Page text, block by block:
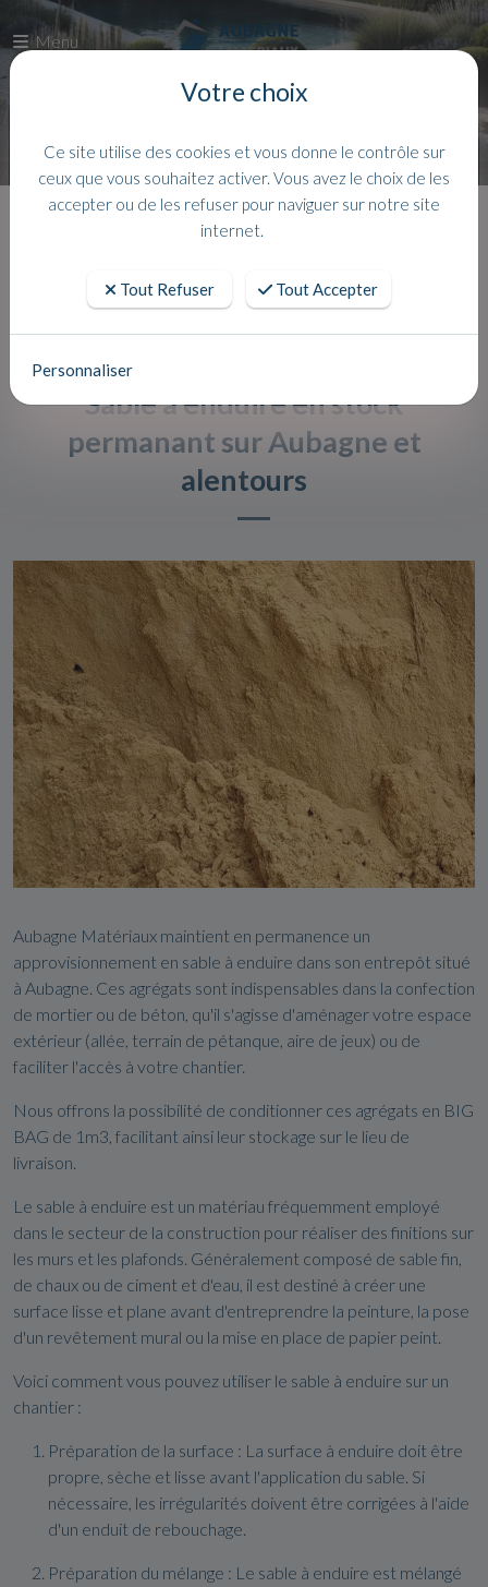
Menu
Accueil Actualites
Sable à enduire en stock
permanant sur Aubagne et
alentours
Aubagne Matériaux maintient en permanence un
approvisionnement en sable à enduire dans son entrepôt situé
à Aubagne. Ces agrégats sont indispensables dans la confection
de mortier ou de béton, qu'il s'agisse d'aménager votre espace
extérieur (allée, terrain de pétanque, aire de jeux) ou de
faciliter l'accès à votre chantier.
Nous offrons la possibilité de conditionner ces agrégats en BIG
BAG de 1m3, facilitant ainsi leur stockage sur le lieu de
livraison.
Le sable à enduire est un matériau fréquemment employé
dans le secteur de la construction pour réaliser des finitions sur
les murs et les plafonds. Généralement composé de sable fin,
de chaux ou de ciment et d'eau, il est destiné à créer une
surface lisse et plane avant d'entreprendre la peinture, la pose
d'un revêtement mural ou la mise en place de papier peint.
Voici comment vous pouvez utiliser le sable à enduire sur un
chantier :
Préparation de la surface : La surface à enduire doit être
propre, sèche et lisse avant l'application du sable. Si
nécessaire, les irrégularités doivent être corrigées à l'aide
d'un enduit de rebouchage.
Préparation du mélange : Le sable à enduire est mélangé
Votre choix
Ce site utilise des cookies et vous donne le contrôle sur
ceux que vous souhaitez activer. Vous avez le choix de les
accepter ou de les refuser pour naviguer sur notre site
internet.
Tout Refuser Tout Accepter
Personnaliser